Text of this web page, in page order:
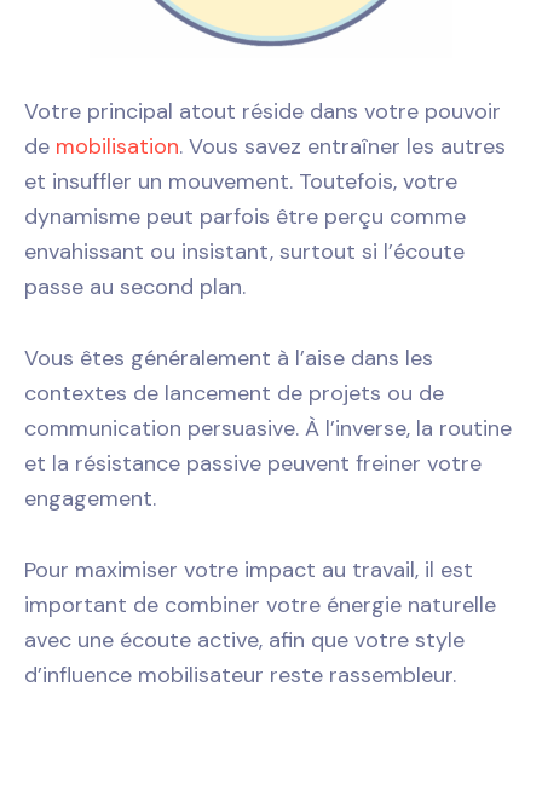
Votre principal atout réside dans votre pouvoir
de mobilisation. Vous savez entraîner les autres
et insuffler un mouvement. Toutefois, votre
dynamisme peut parfois être perçu comme
envahissant ou insistant, surtout si l’écoute
passe au second plan.
Vous êtes généralement à l’aise dans les
contextes de lancement de projets ou de
communication persuasive. À l’inverse, la routine
et la résistance passive peuvent freiner votre
engagement.
Pour maximiser votre impact au travail, il est
important de combiner votre énergie naturelle
avec une écoute active, afin que votre style
d’influence mobilisateur reste rassembleur.